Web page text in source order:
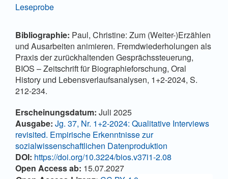
Leseprobe
Bibliographie: Paul, Christine: Zum (Weiter-)Erzählen
und Ausarbeiten animieren. Fremdwiederholungen als
Praxis der zurückhaltenden Gesprächssteuerung,
BIOS – Zeitschrift für Biographieforschung, Oral
History und Lebensverlaufsanalysen, 1+2-2024, S.
212-234.
Artikel-Details
Erscheinungsdatum: Juli 2025
Ausgabe: Jg. 37, Nr. 1+2-2024: Qualitative Interviews
revisited. Empirische Erkenntnisse zur
sozialwissenschaftlichen Datenproduktion
DOI: https://doi.org/10.3224/bios.v37i1-2.08
Open Access ab: 15.07.2027